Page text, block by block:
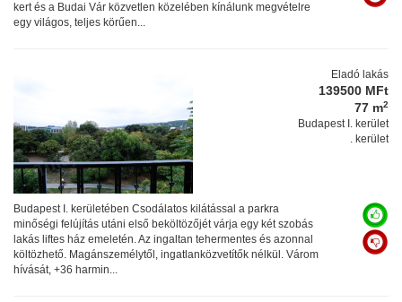
kert és a Budai Vár közvetlen közelében kínálunk megvételre
egy világos, teljes körűen...
Eladó lakás
139500 MFt
77 m2
Budapest I. kerület
. kerület
Budapest I. kerületében Csodálatos kilátással a parkra
minőségi felújítás utáni első beköltözőjét várja egy két szobás
lakás liftes ház emeletén. Az ingaltan tehermentes és azonnal
költözhető. Magánszemélytől, ingatlanközvetítők nélkül. Várom
hívását, +36 harmin...